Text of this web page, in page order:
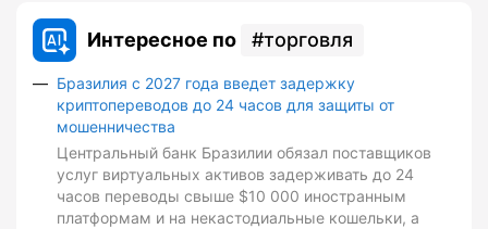
Интересное по торговля
Бразилия с 2027 года введет задержку
криптопереводов до 24 часов для защиты от
мошенничества
Центральный банк Бразилии обязал поставщиков
услуг виртуальных активов задерживать до 24
часов переводы свыше $10 000 иностранным
платформам и на некастодиальные кошельки, а